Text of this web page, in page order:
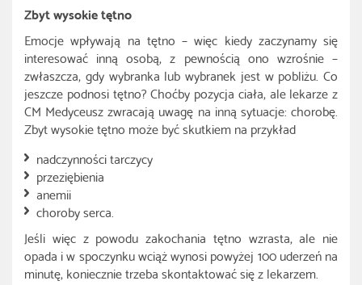
Zbyt wysokie tętno
Emocje wpływają na tętno – więc kiedy zaczynamy się
interesować inną osobą, z pewnością ono wzrośnie –
zwłaszcza, gdy wybranka lub wybranek jest w pobliżu. Co
jeszcze podnosi tętno? Choćby pozycja ciała, ale lekarze z
CM Medyceusz zwracają uwagę na inną sytuacje: chorobę.
Zbyt wysokie tętno może być skutkiem na przykład
nadczynności tarczycy
przeziębienia
anemii
choroby serca.
Jeśli więc z powodu zakochania tętno wzrasta, ale nie
opada i w spoczynku wciąż wynosi powyżej 100 uderzeń na
minutę, koniecznie trzeba skontaktować się z lekarzem.